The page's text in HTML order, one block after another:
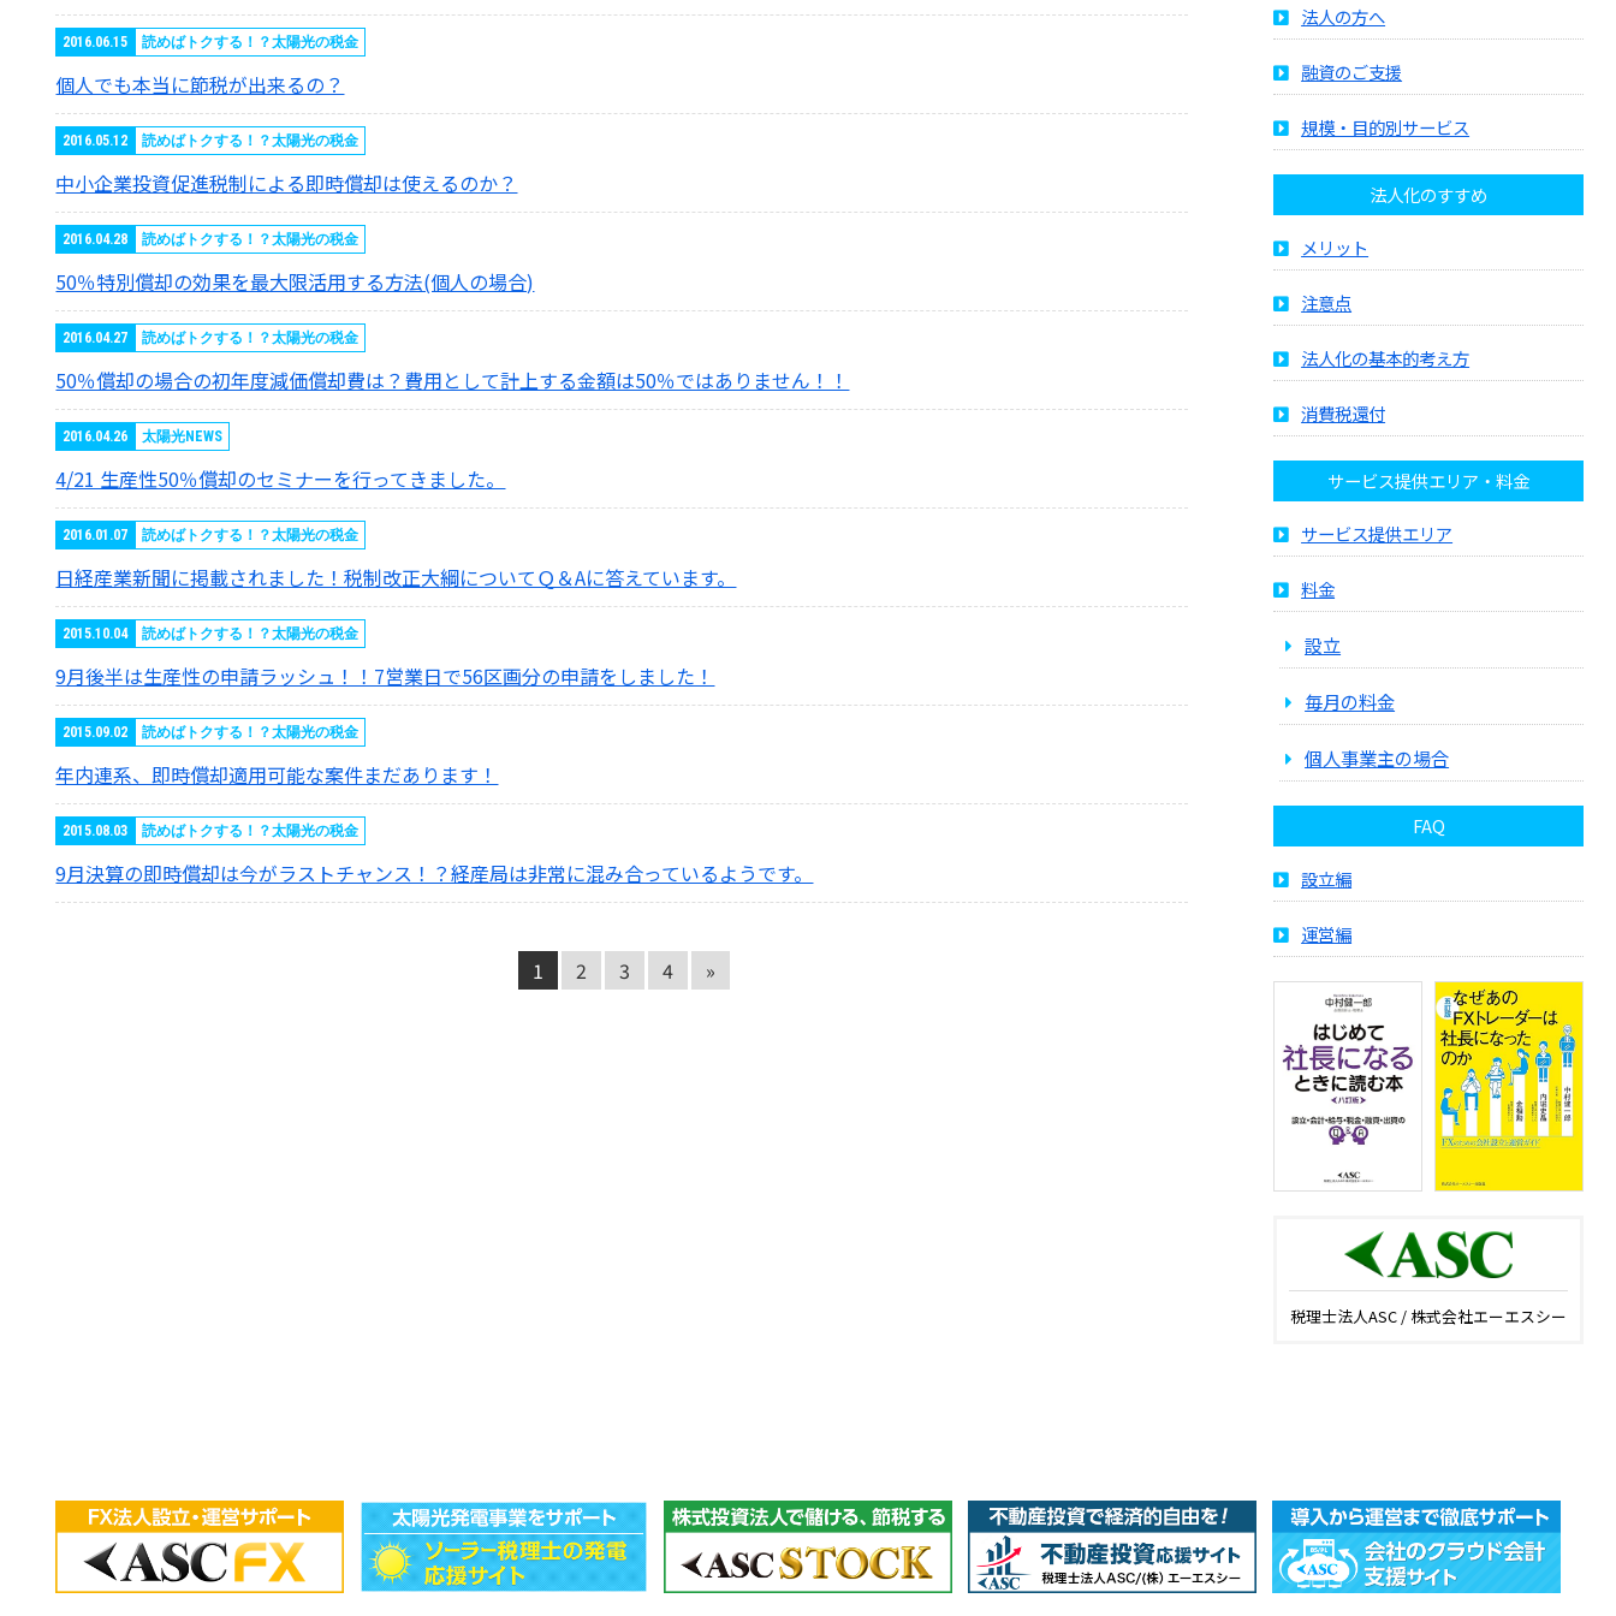
2016.06.15 読めばトクする！？太陽光の税金
個人でも本当に節税が出来るの？
2016.05.12 読めばトクする！？太陽光の税金
中小企業投資促進税制による即時償却は使えるのか？
2016.04.28 読めばトクする！？太陽光の税金
50％特別償却の効果を最大限活用する方法(個人の場合)
2016.04.27 読めばトクする！？太陽光の税金
50％償却の場合の初年度減価償却費は？費用として計上する金額は50％ではありません！！
2016.04.26 太陽光NEWS
4/21 生産性50％償却のセミナーを行ってきました。
2016.01.07 読めばトクする！？太陽光の税金
日経産業新聞に掲載されました！税制改正大綱についてＱ＆Aに答えています。
2015.10.04 読めばトクする！？太陽光の税金
9月後半は生産性の申請ラッシュ！！7営業日で56区画分の申請をしました！
2015.09.02 読めばトクする！？太陽光の税金
年内連系、即時償却適用可能な案件まだあります！
2015.08.03 読めばトクする！？太陽光の税金
9月決算の即時償却は今がラストチャンス！？経産局は非常に混み合っているようです。
1 2 3 4 »
法人の方へ
融資のご支援
規模・目的別サービス
法人化のすすめ
メリット
注意点
法人化の基本的考え方
消費税還付
サービス提供エリア・料金
サービス提供エリア
料金
設立
毎月の料金
個人事業主の場合
FAQ
設立編
運営編
税理士法人ASC / 株式会社エーエスシー